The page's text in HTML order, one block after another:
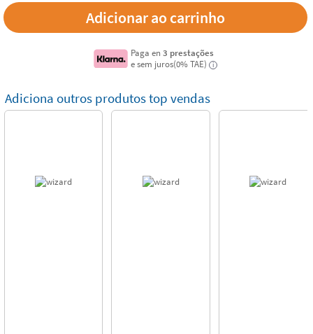
Paga en3 prestações
e sem juros(0% TAE)
i
Adiciona outros produtos top vendas